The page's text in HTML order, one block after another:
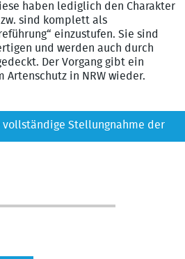
haben lediglich den Charakter
sind komplett als
einzustufen. Sie sind
und werden auch durch
Der Vorgang gibt ein
in NRW wieder.
vollständige Stellungnahme der